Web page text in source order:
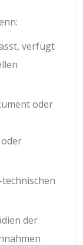
verfügt
oder
der